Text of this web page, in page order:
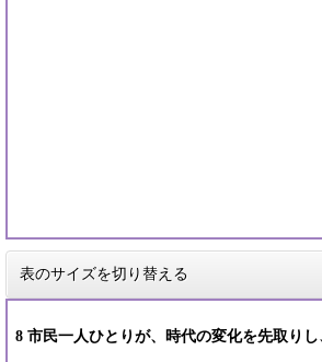
表のサイズを切り替える
8 市民一人ひとりが、時代の変化を先取り